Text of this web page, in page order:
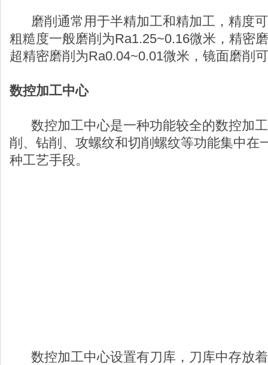
磨削通常用于半精加工和精加工，精度
粗糙度一般磨削为Ra1.25~0.16微米，精密
超精密磨削为Ra0.04~0.01微米，镜面磨削
数控加工中心
数控加工中心是一种功能较全的数控加
削、钻削、攻螺纹和切削螺纹等功能集中在
种工艺手段。
数控加工中心设置有刀库，刀库中存放